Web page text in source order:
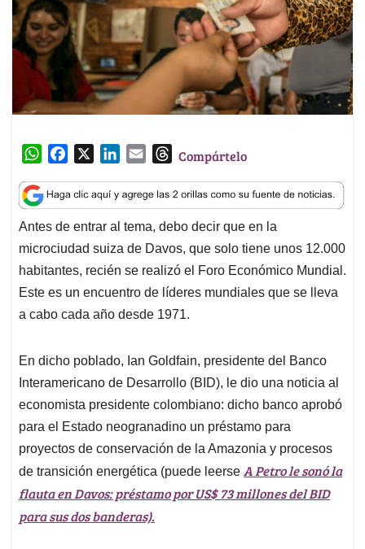
W
a
t
s
A
p
p
c
e
b
o
o
k
n
k
e
d
I
n
a
i
l
T
r
e
a
d
s
Compártelo
Antes de entrar al tema, debo decir que en la
microciudad suiza de Davos, que solo tiene unos 12.000
habitantes, recién se realizó el Foro Económico Mundial.
Este es un encuentro de líderes mundiales que se lleva
a cabo cada año desde 1971.
En dicho poblado, Ian Goldfain, presidente del Banco
Interamericano de Desarrollo (BID), le dio una noticia al
economista presidente colombiano: dicho banco aprobó
para el Estado neogranadino un préstamo para
proyectos de conservación de la Amazonia y procesos
de transición energética (puede leerse A Petro le sonó la
flauta en Davos: préstamo por US$ 73 millones del BID
para sus dos banderas).